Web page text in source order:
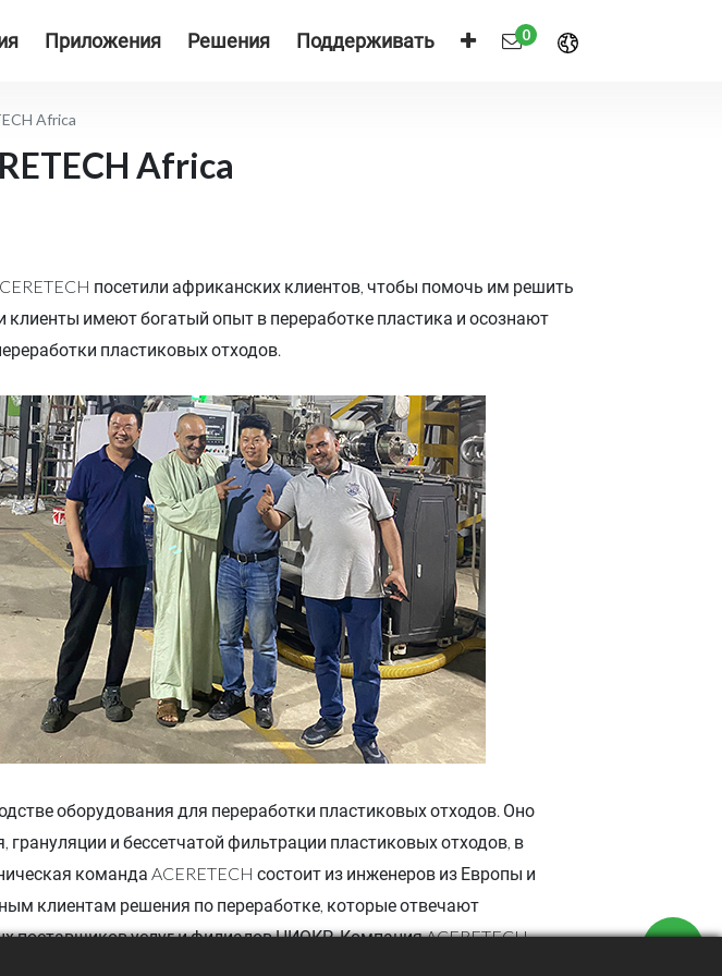
Приложения Решения Поддерживать 0
Africa
Africa
посетили африканских клиентов, чтобы помочь им решить
имеют богатый опыт в переработке пластика и осознают
пластиковых отходов.
оборудования для переработки пластиковых отходов. Оно
и бессетчатой ​фильтрации пластиковых отходов, в
команда ACERETECH состоит из инженеров из Европы и
клиентам решения по переработке, которые отвечают
поставщиков услуг и филиалов НИОКР. Компания ACERETECH